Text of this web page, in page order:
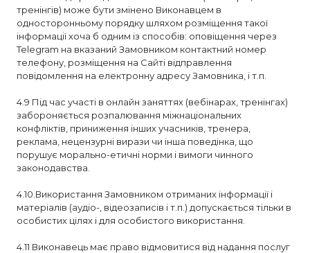
тренінгів) може бути змінено Виконавцем в
односторонньому порядку шляхом розміщення такої
інформації хоча б одним із способів: оповіщення через
Telegram на вказаний Замовником контактний номер
телефону, розміщення на Сайті відправлення
повідомлення на електронну адресу Замовника, і т.п.
4.9 Під час участі в онлайн заняттях (вебінарах, тренінгах)
забороняється розпалювання міжнаціональних
конфліктів, приниження інших учасників, тренера,
реклама, нецензурні вирази чи інша поведінка, що
порушує морально-етичні норми і вимоги чинного
законодавства.
4.10.Використання Замовником отриманих інформації і
матеріалів (аудіо-, відеозаписів і т.п.) допускається тільки в
особистих цілях і для особистого використання.
4.11 Виконавець має право відмовитися від надання послуг